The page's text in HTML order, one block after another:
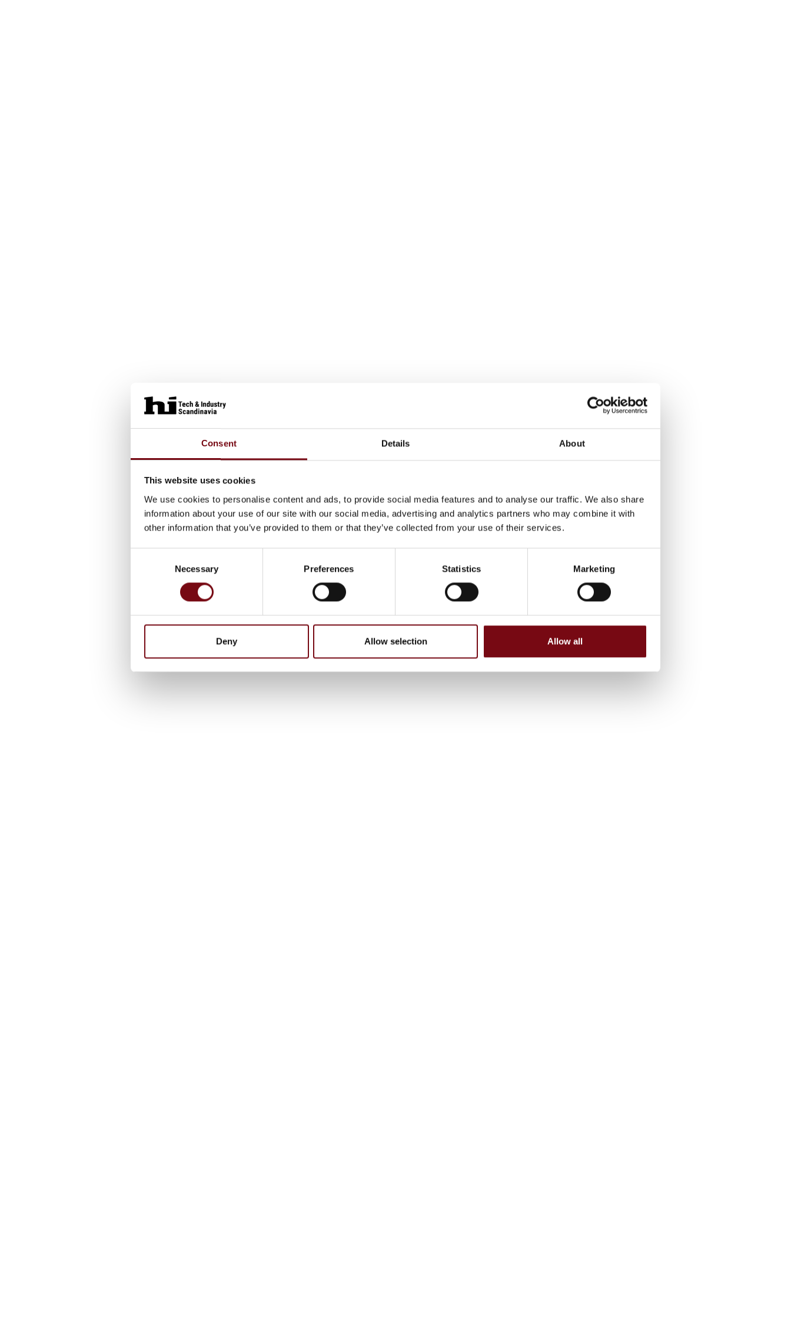
Consent Details About
This website uses cookies
We use cookies to personalise content and ads, to provide social media features and to analyse our traffic. We also share
information about your use of our site with our social media, advertising and analytics partners who may combine it with
other information that you’ve provided to them or that they’ve collected from your use of their services.
Necessary Preferences Statistics Marketing
Deny Allow selection Allow all